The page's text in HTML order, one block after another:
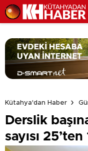
Kütahya'dan Haber
Derslik
sayısı